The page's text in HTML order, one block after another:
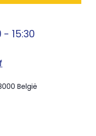
- 15:30
België